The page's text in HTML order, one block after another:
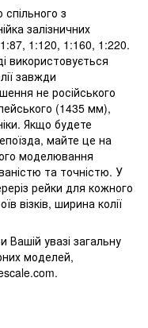
спільного з
залізничних
1:120, 1:160, 1:220.
використовується
завжди
не російського
(1435 мм),
Якщо будете
майте це на
моделювання
та точністю. У
рейки для кожного
візків, ширина колії
увазі загальну
моделей,